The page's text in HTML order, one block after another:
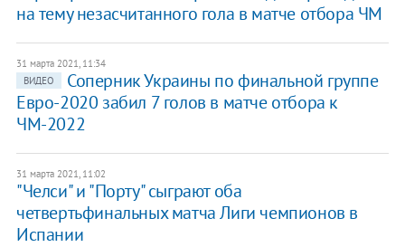
на тему незасчитанного гола в матче отбора ЧМ
31 марта 2021, 11:34
ВИДЕО
Соперник Украины по финальной группе
Евро-2020 забил 7 голов в матче отбора к
ЧМ-2022
31 марта 2021, 11:02
"Челси" и "Порту" сыграют оба
четвертьфинальных матча Лиги чемпионов в
Испании